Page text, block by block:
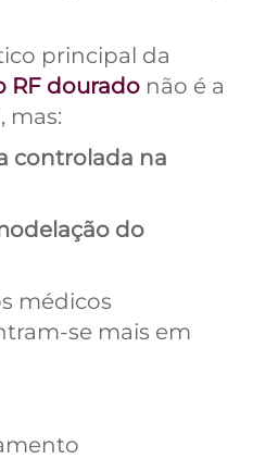
principal da
RF dourado não é a
mas:
controlada na
do
médicos
se mais em